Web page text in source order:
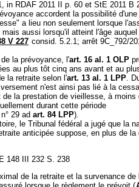
in RDAF 2011 II p. 60 et StE 2011 B
accordent la possibilité
a lieu non seulement lorsque
mais aussi lorsqu'il atteint l'âge
V 227 consid. 5.2.1; arrêt 9C_792/
la prévoyance, l'art. 16 al. 1 OLP
au plus tôt cinq ans avant et au
la retraite selon l'art. 13 al. 1 LPP.
n'est ainsi pas lié à la
la prestation de vieillesse, à moins
durant cette période
29 ad art. 84 LPP).
le Tribunal fédéral a jugé que la
anticipée suppose, en plus de la
148 III 232 S. 238
de la retraite et la survenance de